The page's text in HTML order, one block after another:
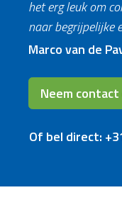
het erg leuk om
naar begrijpelijke
Marco van de
Neem contact
Of bel direct: